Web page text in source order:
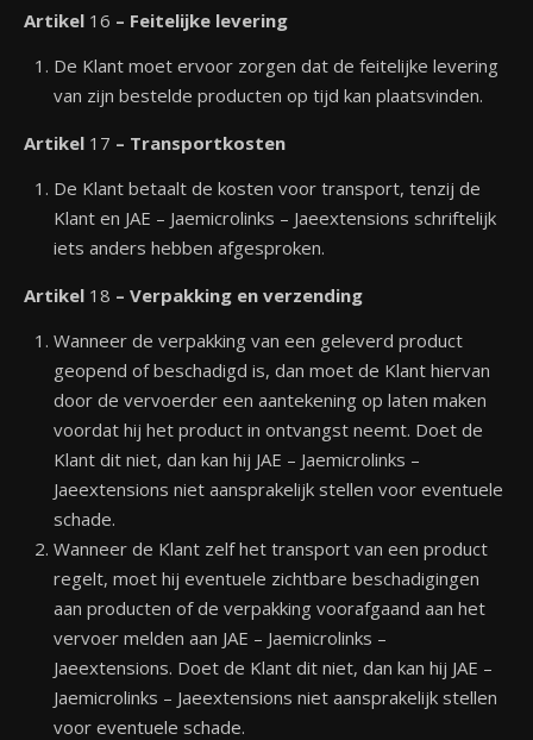
Artikel 16 – Feitelijke levering
De Klant moet ervoor zorgen dat de feitelijke levering
van zijn bestelde producten op tijd kan plaatsvinden.
Artikel 17 – Transportkosten
De Klant betaalt de kosten voor transport, tenzij de
Klant en JAE – Jaemicrolinks – Jaeextensions schriftelijk
iets anders hebben afgesproken.
Artikel 18 – Verpakking en verzending
Wanneer de verpakking van een geleverd product
geopend of beschadigd is, dan moet de Klant hiervan
door de vervoerder een aantekening op laten maken
voordat hij het product in ontvangst neemt. Doet de
Klant dit niet, dan kan hij JAE – Jaemicrolinks –
Jaeextensions niet aansprakelijk stellen voor eventuele
schade.
Wanneer de Klant zelf het transport van een product
regelt, moet hij eventuele zichtbare beschadigingen
aan producten of de verpakking voorafgaand aan het
vervoer melden aan JAE – Jaemicrolinks –
Jaeextensions. Doet de Klant dit niet, dan kan hij JAE –
Jaemicrolinks – Jaeextensions niet aansprakelijk stellen
voor eventuele schade.